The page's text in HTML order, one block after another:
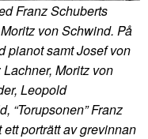
Franz Schuberts
von Schwind. På
pianot samt Josef von
Moritz von
Leopold
“Torupsonen” Franz
porträtt av grevinnan